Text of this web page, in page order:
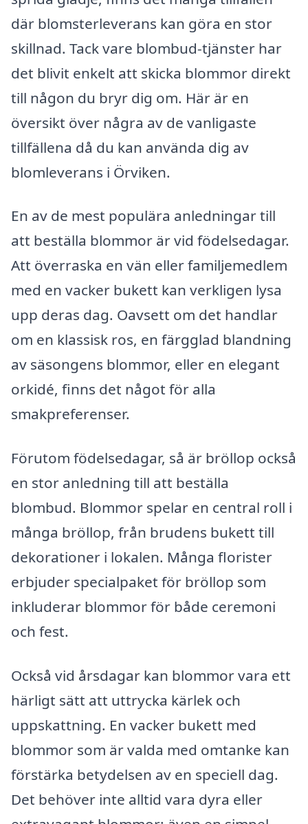
där blomsterleverans kan göra en stor
skillnad. Tack vare blombud-tjänster har
det blivit enkelt att skicka blommor direkt
till någon du bryr dig om. Här är en
översikt över några av de vanligaste
tillfällena då du kan använda dig av
blomleverans i Örviken.
En av de mest populära anledningar till
att beställa blommor är vid födelsedagar.
Att överraska en vän eller familjemedlem
med en vacker bukett kan verkligen lysa
upp deras dag. Oavsett om det handlar
om en klassisk ros, en färgglad blandning
av säsongens blommor, eller en elegant
orkidé, finns det något för alla
smakpreferenser.
Förutom födelsedagar, så är bröllop också
en stor anledning till att beställa
blombud. Blommor spelar en central roll i
många bröllop, från brudens bukett till
dekorationer i lokalen. Många florister
erbjuder specialpaket för bröllop som
inkluderar blommor för både ceremoni
och fest.
Också vid årsdagar kan blommor vara ett
härligt sätt att uttrycka kärlek och
uppskattning. En vacker bukett med
blommor som är valda med omtanke kan
förstärka betydelsen av en speciell dag.
Det behöver inte alltid vara dyra eller